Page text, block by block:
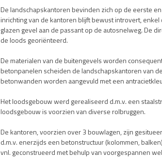
De landschapskantoren bevinden zich op de eerste
inrichting van de kantoren blijft bewust introvert,
glazen gevel aan de passant op de autosnelweg. De
de loods georiënteerd.
De materialen van de buitengevels worden
betonpanelen scheiden de landschapskantoren van
betonwanden worden aangevuld met een
Het loodsgebouw werd gerealiseerd d.m.v. een
loodsgebouw is voorzien van diverse rolbruggen.
De kantoren, voorzien over 3 bouwlagen, zijn
d.m.v. enerzijds een betonstructuur (kolommen,
vnl. geconstrueerd met behulp van voorgespannen